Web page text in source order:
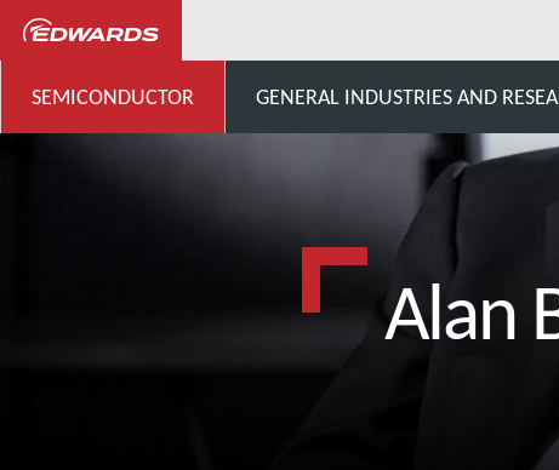
SEMICONDUCTOR GENERAL INDUSTRIES AND
Alan